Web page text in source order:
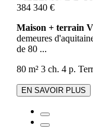
384 340 €
Maison + terrain
demeures
de 80 ...
80 m² 3 ch. 4 p.
EN SAVOIR PLUS